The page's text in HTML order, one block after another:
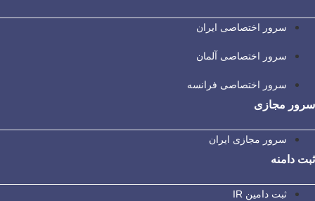
سرور اختصاصی ایران
سرور اختصاصی آلمان
سرور اختصاصی فرانسه
سرور مجازی
سرور مجازی ایران
ثبت دامنه
ثبت دامین IR